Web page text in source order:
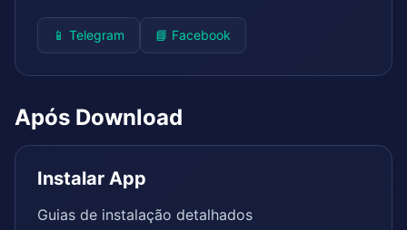
📱 Telegram 📘 Facebook
Após Download
Instalar App
Guias de instalação detalhados